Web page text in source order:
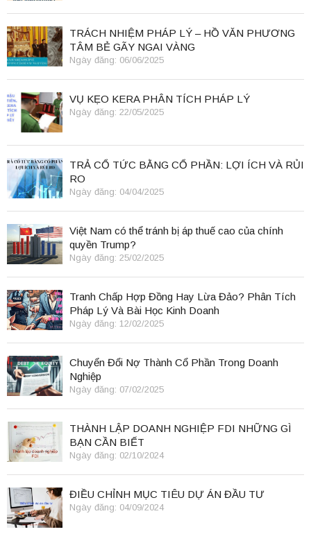
TRÁCH NHIỆM PHÁP LÝ – HỒ VĂN PHƯƠNG
TÂM BẺ GÃY NGAI VÀNG
Ngày đăng: 06/06/2025
VỤ KẸO KERA PHÂN TÍCH PHÁP LÝ
Ngày đăng: 22/05/2025
TRẢ CỔ TỨC BẰNG CỔ PHẦN: LỢI ÍCH VÀ RỦI
RO
Ngày đăng: 04/04/2025
Việt Nam có thể tránh bị áp thuế cao của chính
quyền Trump?
Ngày đăng: 25/02/2025
Tranh Chấp Hợp Đồng Hay Lừa Đảo? Phân Tích
Pháp Lý Và Bài Học Kinh Doanh
Ngày đăng: 12/02/2025
Chuyển Đổi Nợ Thành Cổ Phần Trong Doanh
Nghiệp
Ngày đăng: 07/02/2025
THÀNH LẬP DOANH NGHIỆP FDI NHỮNG GÌ
BẠN CẦN BIẾT
Ngày đăng: 02/10/2024
ĐIỀU CHỈNH MỤC TIÊU DỰ ÁN ĐẦU TƯ
Ngày đăng: 04/09/2024